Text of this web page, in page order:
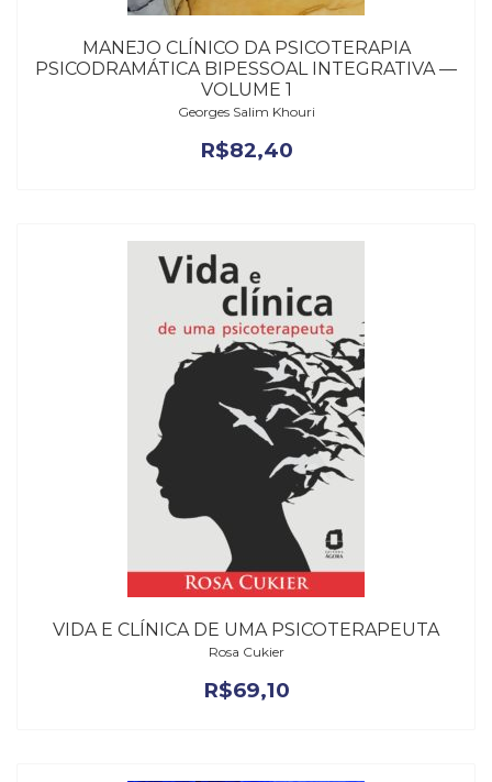
MANEJO CLÍNICO DA PSICOTERAPIA
PSICODRAMÁTICA BIPESSOAL INTEGRATIVA —
VOLUME 1
Georges Salim Khouri
R$82,40
VIDA E CLÍNICA DE UMA PSICOTERAPEUTA
Rosa Cukier
R$69,10